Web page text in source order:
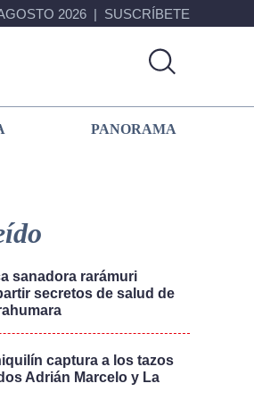
2026 SUSCRÍBETE
PANORAMA
sanadora rarámuri
secretos de salud de
captura a los tazos
Adrián Marcelo y La